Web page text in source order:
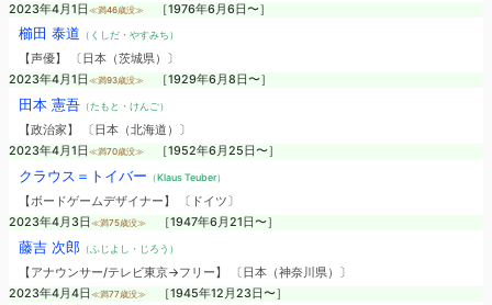
2023年4月1日 ≪満46歳没≫ ［1976年6月6日〜］
櫛田 泰道 （くしだ・やすみち）
【声優】 〔日本（茨城県）〕
2023年4月1日 ≪満93歳没≫ ［1929年6月8日〜］
田本 憲吾（たもと・けんご）
【政治家】 〔日本（北海道）〕
2023年4月1日 ≪満70歳没≫ ［1952年6月25日〜］
クラウス＝トイバー （Klaus Teuber）
【ボードゲームデザイナー】 〔ドイツ〕
2023年4月3日 ≪満75歳没≫ ［1947年6月21日〜］
藤吉 次郎（ふじよし・じろう）
【アナウンサー/テレビ東京→フリー】 〔日本（神奈川県）〕
2023年4月4日 ≪満77歳没≫ ［1945年12月23日〜］